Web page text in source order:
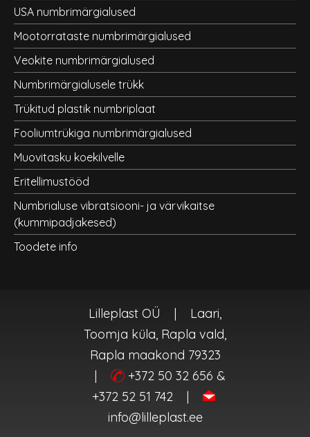
USA numbrimärgialused
Mootorrataste numbrimärgialused
Veokite numbrimärgialused
Numbrimärgialusele trükk
Trükitud plastik numbriplaat
Fooliumtrükiga numbrimärgialused
Muovitasku koekilvelle
Eritellimustööd
Numbrialuse vibratsiooni- ja värvikaitse
(kummipadjakesed)
Toodete info
Lilleplast OÜ |
Laari,
Toomja küla, Rapla vald,
Rapla maakond 79323
|
+372 50 32 656 &
+372 52 51 742
|
info@lilleplast.ee